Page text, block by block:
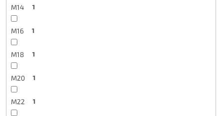
M14 1
M16 1
M18 1
M20 1
M22 1